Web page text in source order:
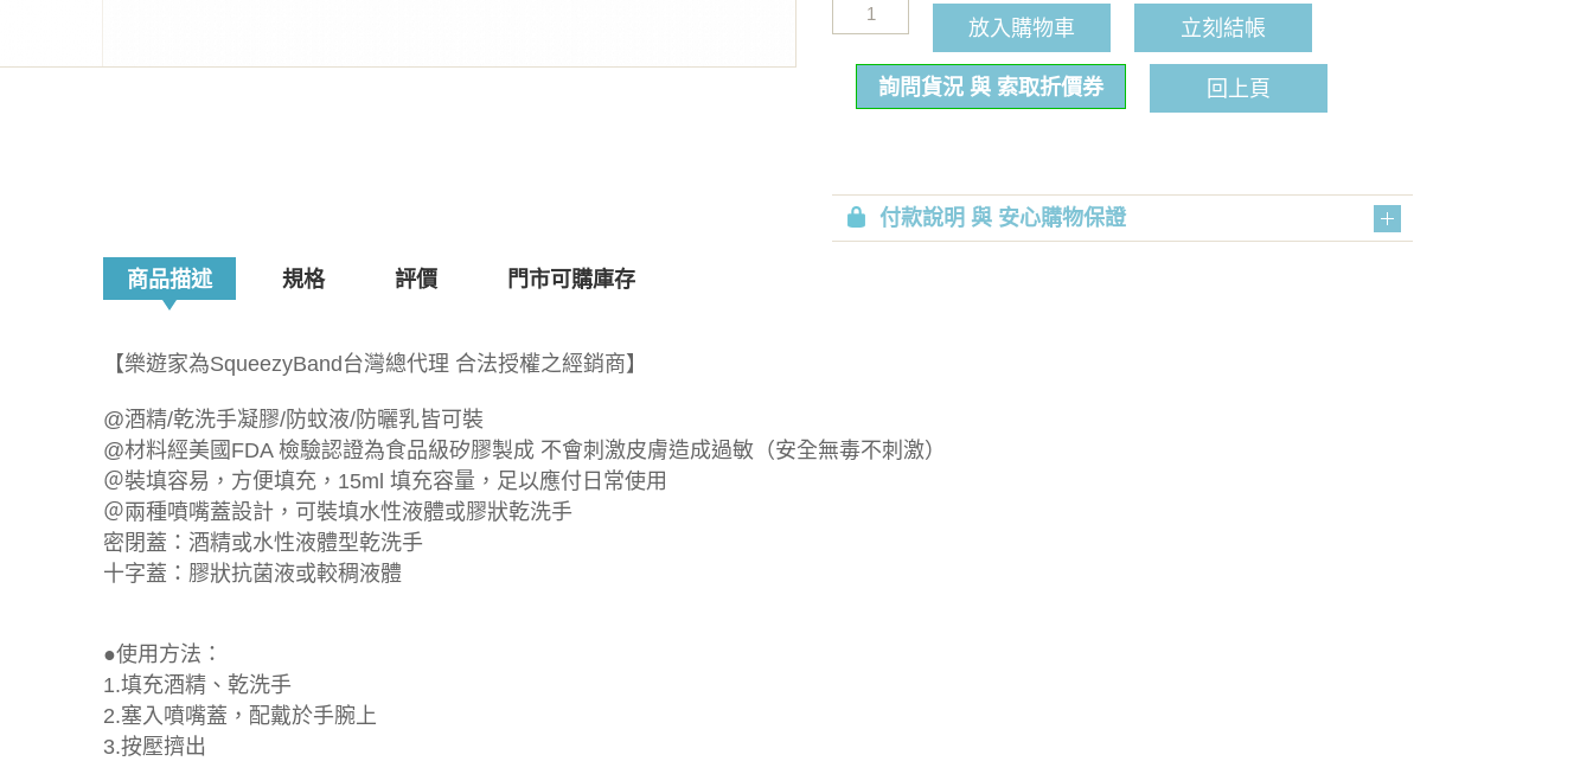
放入購物車 立刻結帳
詢問貨況 與 索取折價券 回上頁
付款說明 與 安心購物保證
商品描述 規格 評價 門市可購庫存
【樂遊家為SqueezyBand台灣總代理 合法授權之經銷商】
@酒精/乾洗手凝膠/防蚊液/防曬乳皆可裝
@材料經美國FDA 檢驗認證為食品級矽膠製成 不會刺激皮膚造成過敏（安全無毒不刺激）
＠裝填容易，方便填充，15ml 填充容量，足以應付日常使用
＠兩種噴嘴蓋設計，可裝填水性液體或膠狀乾洗手
密閉蓋：酒精或水性液體型乾洗手
十字蓋：膠狀抗菌液或較稠液體
●使用方法：
1.填充酒精、乾洗手
2.塞入噴嘴蓋，配戴於手腕上
3.按壓擠出